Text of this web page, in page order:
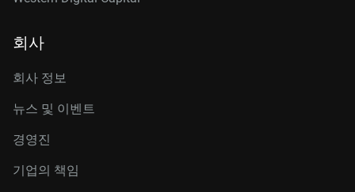
회사
회사 정보
뉴스 및 이벤트
경영진
기업의 책임